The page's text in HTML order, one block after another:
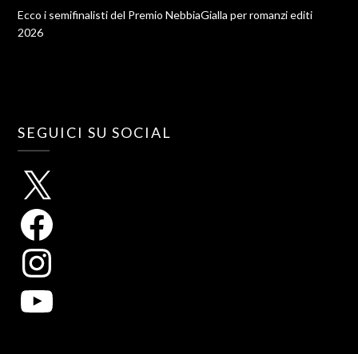
Ecco i semifinalisti del Premio NebbiaGialla per romanzi editi
2026
SEGUICI SU SOCIAL